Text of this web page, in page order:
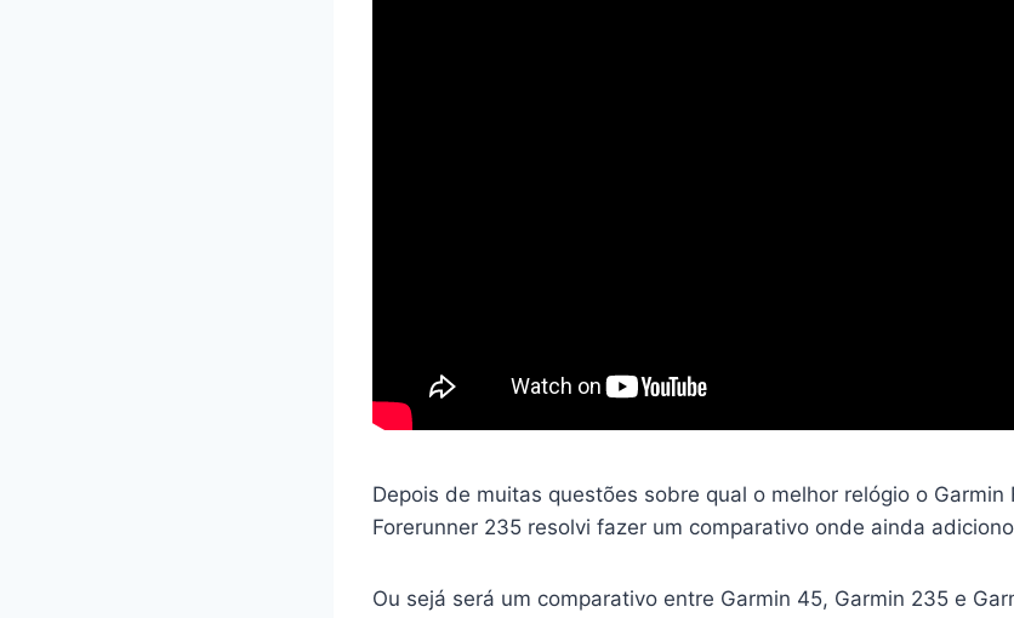
Depois de muitas questões sobre qual o melhor relógio o Garmin
Forerunner 235 resolvi fazer um comparativo onde ainda
Ou sejá será um comparativo entre Garmin 45, Garmin 235 e